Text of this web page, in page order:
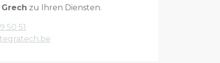
Grech zu Ihren Diensten.
50 51